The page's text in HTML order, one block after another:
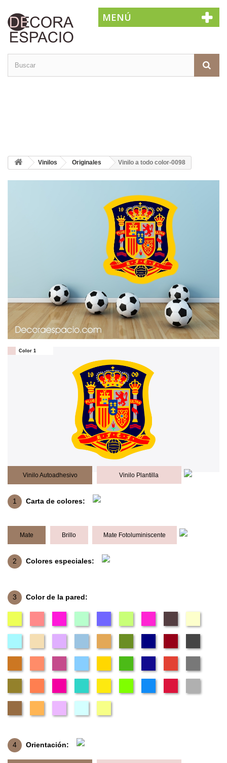
MENÚ
Vinilos Originales Vinilo a todo color-0098
Color 1
Vinilo Autoadhesivo Vinilo Plantilla
1 Carta de colores:
Mate Brillo Mate Fotoluminiscente
2 Colores especiales:
3 Color de la pared:
4 Orientación: